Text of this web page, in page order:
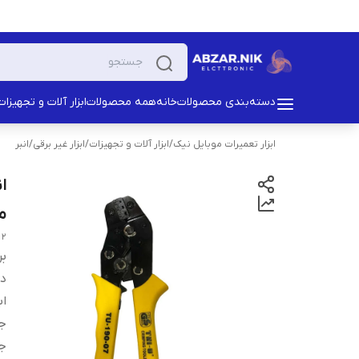
دسته‌بندی محصولاتخانههمه محصولاتابزار آلات و
ابزار تعمیرات موبایل نیک/ابزار آلات و تجهیزات/ابزار غیر برقی/انبر